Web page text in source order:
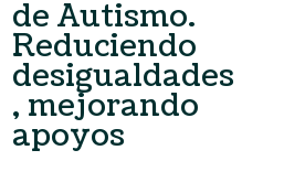
de Autismo.
Reduciendo
desigualdades
, mejorando
apoyos